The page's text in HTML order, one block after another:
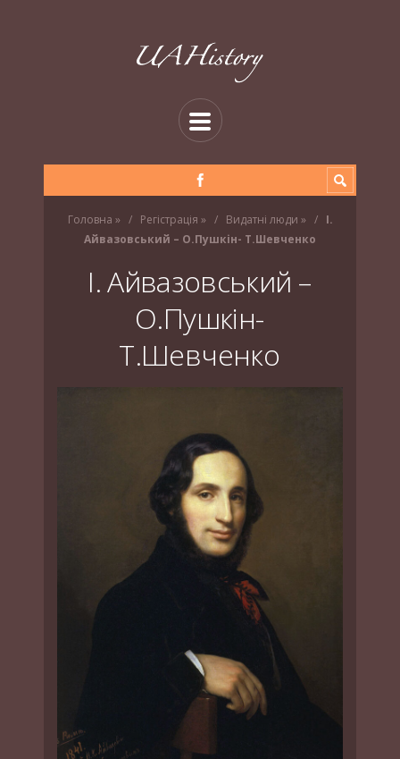
Головна » Регістрація » Видатні люди »
І.
Айвазовський – О.Пушкін- Т.Шевченко
І. Айвазовський –
О.Пушкін-
Т.Шевченко